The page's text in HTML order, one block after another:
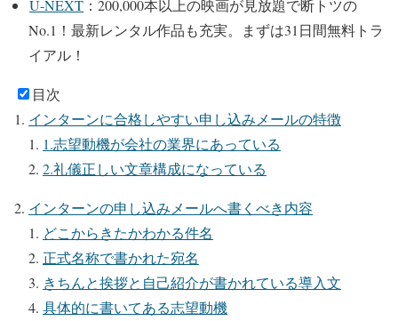
U-NEXT ：200,000本以上の映画が⾒放題で断トツの
No.1！最新レンタル作品も充実。
まずは31日間無料トラ
イアル！
目次
インターンに合格しやすい申し込みメールの特徴
1.志望動機が会社の業界にあっている
2.礼儀正しい文章構成になっている
インターンの申し込みメールへ書くべき内容
どこからきたかわかる件名
正式名称で書かれた宛名
きちんと挨拶と自己紹介が書かれている導入文
具体的に書いてある志望動機